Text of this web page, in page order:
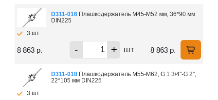
D311-016 Плашкодержатель М45-М52 мм, 36*90 мм
DIN225
3 шт
8 863 р. - + шт 8 863 р.
D311-018 Плашкодержатель М55-M62, G 1 3/4"-G 2",
22*105 мм DIN225
3 шт